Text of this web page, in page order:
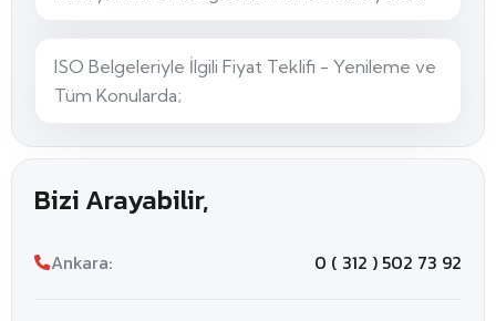
ISO Belgeleriyle İlgili Fiyat Teklifi - Yenileme ve
Tüm Konularda;
Bizi Arayabilir,
Ankara: 0 ( 312 ) 502 73 92